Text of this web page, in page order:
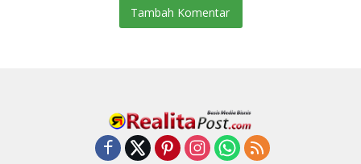
Tambah Komentar